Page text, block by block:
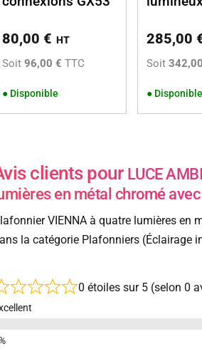
80,00 € HT
Soit 96,00 € TTC
● Disponible
285,00
Soit
● Disponible
clients pour LUCE
en métal chromé
VIENNA à quatre lumières en
la catégorie Plafonniers (Éclairage
0 étoiles sur 5 (selon 0